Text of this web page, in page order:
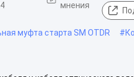
мнения
муфта старта SM OTDR #